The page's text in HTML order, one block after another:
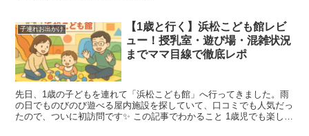
子連れお出かけ
【1歳と行く】浜松こども館レビ
ュー！授乳室・遊び場・混雑状況
までママ目線で徹底レポ
先日、1歳の子どもを連れて「浜松こども館」へ行ってきました。雨
の日でものびのび遊べる屋内施設を探していて、口コミでも人気だっ
たので、ついに初訪問です✨ この記事でわかること 1歳児でも楽しめ